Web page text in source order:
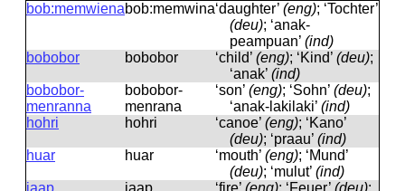
bob:memwienabob:memwina‘daughter’ (eng); ‘Tochter’
(deu); ‘anak-
peampuan’ (ind)
bobobor
bobobor ‘child’ (eng); ‘Kind’ (deu);
‘anak’ (ind)
bobobor-
menranna
bobobor-
menrana
‘son’ (eng); ‘Sohn’ (deu);
‘anak-lakilaki’ (ind)
hohri
hohri ‘canoe’ (eng); ‘Kano’
(deu); ‘praau’ (ind)
huar
huar ‘mouth’ (eng); ‘Mund’
(deu); ‘mulut’ (ind)
iaap
iaap ‘fire’ (eng); ‘Feuer’ (deu);